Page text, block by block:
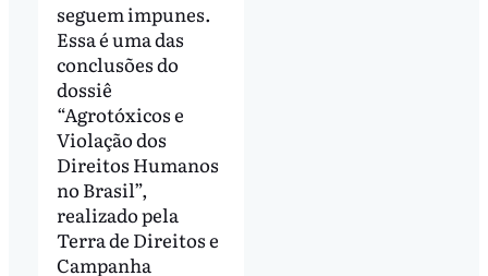
seguem impunes.
Essa é uma das
conclusões do
dossiê
“Agrotóxicos e
Violação dos
Direitos Humanos
no Brasil”,
realizado pela
Terra de Direitos e
Campanha